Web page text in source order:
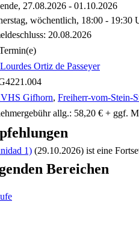
27.08.2026 - 01.10.2026
wöchentlich, 18:00 - 19:30
20.08.2026
Ortiz de Passeyer
Gifhorn, Freiherr-vom-Stein-
allg.: 58,20 € + ggf.
1) (29.10.2026) ist eine
Bereichen